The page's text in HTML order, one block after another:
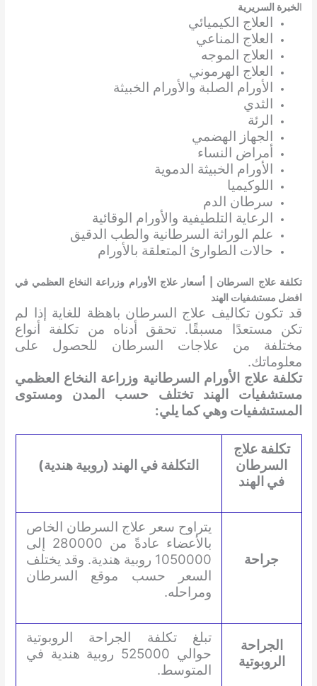
الخبرة السريرية
العلاج الكيميائي
العلاج المناعي
العلاج الموجه
العلاج الهرموني
الأورام الصلبة والأورام الخبيثة
الثدي
الرئة
الجهاز الهضمي
أمراض النساء
الأورام الخبيثة الدموية
اللوكيميا
سرطان الدم
الرعاية التلطيفية والأورام الوقائية
علم الوراثة السرطانية والطب الدقيق
حالات الطوارئ المتعلقة بالأورام
تكلفة علاج السرطان | أسعار علاج الأورام وزراعة النخاع العظمي في
افضل مستشفيات الهند
قد تكون تكاليف علاج السرطان باهظة للغاية إذا لم
تكن مستعدًا مسبقًا. تحقق أدناه من تكلفة أنواع
مختلفة من علاجات السرطان للحصول على
معلوماتك.
تكلفة علاج الأورام السرطانية وزراعة النخاع العظمي
مستشفيات الهند تختلف حسب المدن ومستوى
المستشفيات وهي كما يلي:
تكلفة علاج
السرطان
في الهند
التكلفة في الهند (روبية هندية)
جراحة
يتراوح سعر علاج السرطان الخاص
بالأعضاء عادةً من 280000 إلى
1050000 روبية هندية. وقد يختلف
السعر حسب موقع السرطان
ومراحله.
الجراحة
الروبوتية
تبلغ تكلفة الجراحة الروبوتية
حوالي 525000 روبية هندية في
المتوسط.